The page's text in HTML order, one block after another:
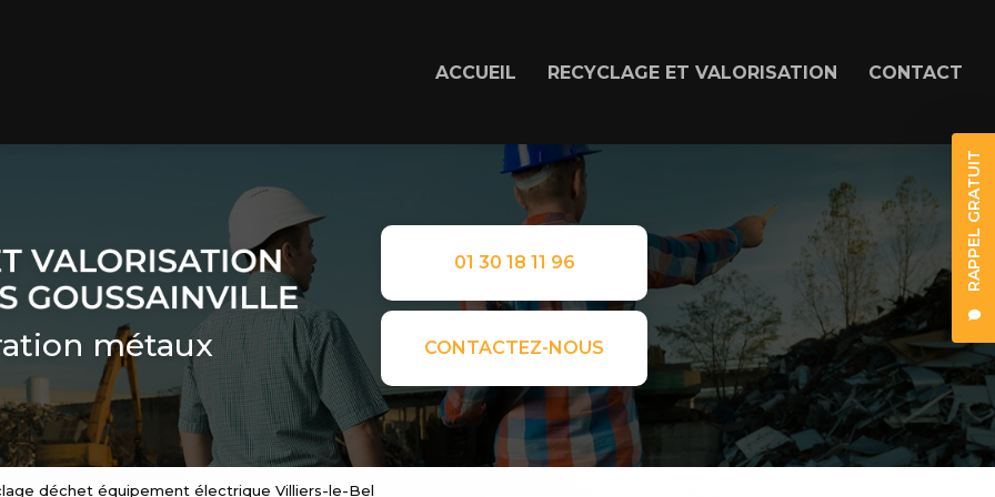
RAPPEL GRATUIT
ACCUEIL RECYCLAGE ET VALORISATION CONTACT
métaux
01 30 18 11 96
CONTACTEZ-NOUS
déchet équipement électrique Villiers-le-Bel